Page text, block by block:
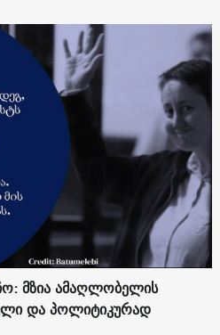
მზია ამაღლობელის
და პოლიტიკურად